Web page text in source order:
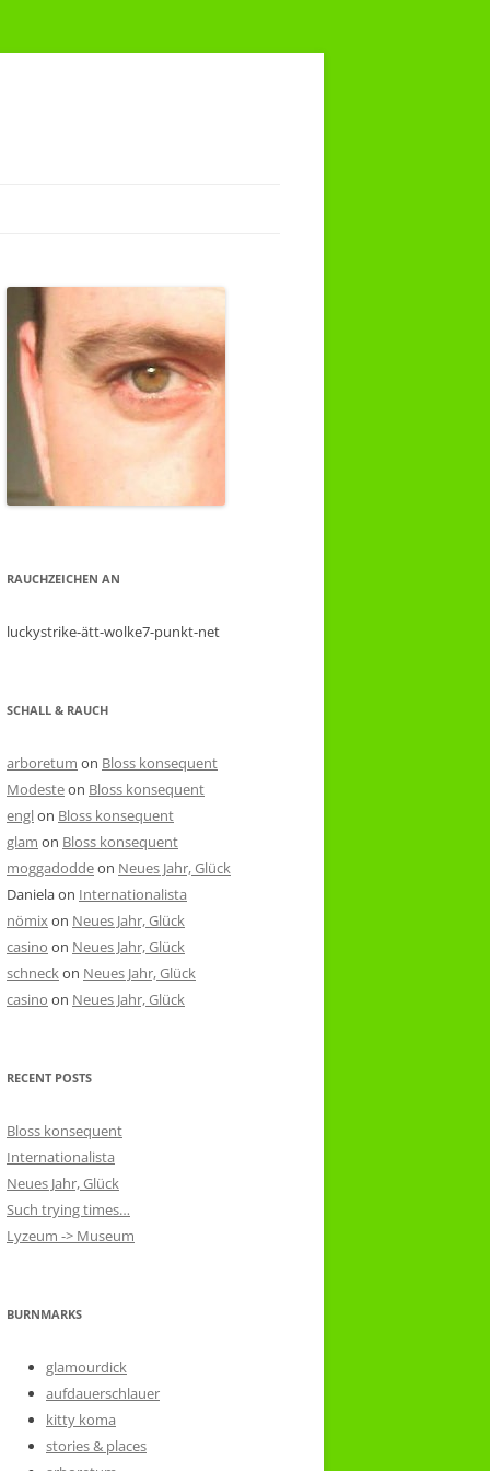
RAUCHZEICHEN AN
luckystrike-ätt-wolke7-punkt-net
SCHALL & RAUCH
arboretum on Bloss konsequent
Modesteon Bloss konsequent
englon Bloss konsequent
glam on Bloss konsequent
moggadoddeon Neues Jahr, Glück
Danielaon Internationalista
nömixon Neues Jahr, Glück
casino on Neues Jahr, Glück
schneckon Neues Jahr, Glück
casino on Neues Jahr, Glück
RECENT POSTS
Bloss konsequent
Internationalista
Neues Jahr, Glück
Such trying times…
Lyzeum -> Museum
BURNMARKS
glamourdick
aufdauerschlauer
kitty koma
stories & places